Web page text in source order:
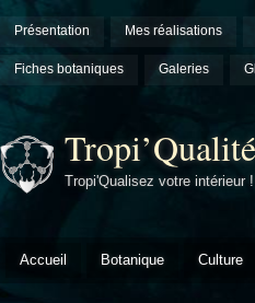
Présentation Mes réalisations
Fiches botaniques Galeries
Tropi’Qualité
Tropi'Qualisez votre intérieur
Accueil Botanique Culture